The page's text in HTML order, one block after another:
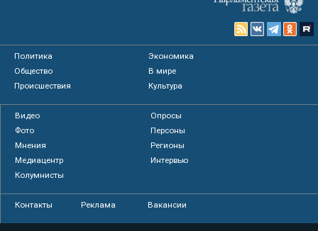
Политика
Экономика
Общество
В мире
Происшествия
Культура
Видео
Опросы
Фото
Персоны
Мнения
Регионы
Медиацентр
Интервью
Колумнисты
Контакты Реклама Вакансии